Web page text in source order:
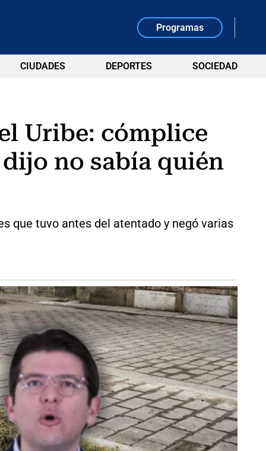
Programas
CIUDADES DEPORTES SOCIEDAD
Uribe: cómplice
no sabía quién
que tuvo antes del atentado y negó varias